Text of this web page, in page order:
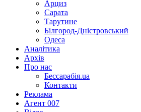
Арциз
Сарата
Тарутине
Білгород-Дністровський
Одеса
Аналітика
Архів
Про нас
Бессарабія.ua
Контакти
Реклама
Агент 007